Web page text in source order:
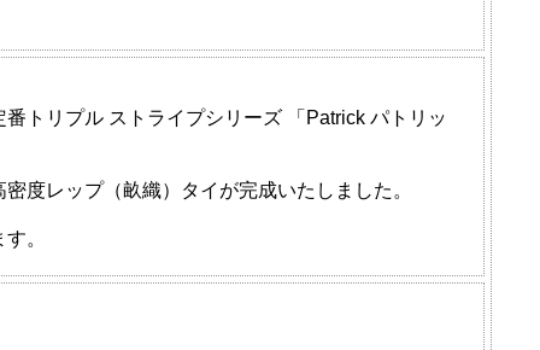
トリプル ストライプシリーズ 「Patrick パトリッ
度レップ（畝織）タイが完成いたしました。
。